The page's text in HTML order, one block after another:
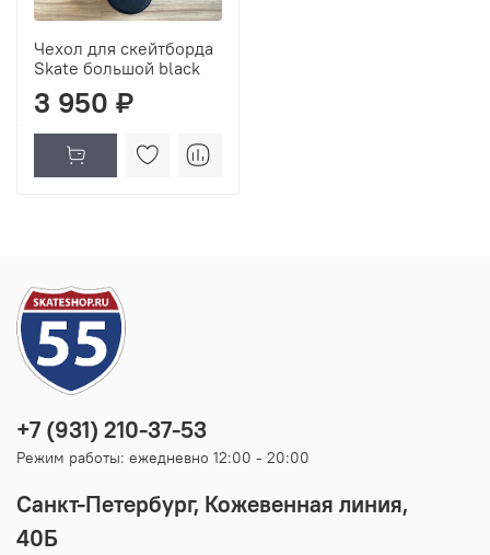
Чехол для скейтборда
Skate большой black
3 950 ₽
+7 (931) 210-37-53
Режим работы: ежедневно 12:00 - 20:00
Санкт-Петербург, Кожевенная линия,
40Б